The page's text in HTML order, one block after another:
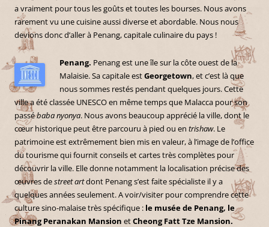
a vraiment pour tous les goûts et toutes les bourses. Nous avons
rarement vu une cuisine aussi diverse et abordable. Nous nous
devions donc d’aller à Penang, capitale culinaire du pays !
Penang. Penang est une île sur la côte ouest de la
Malaisie. Sa capitale estGeorgetown, et c’est là que
nous sommes restés pendant quelques jours. Cette
ville a été classée UNESCO en même temps que Malacca pour son
passébaba nyonya. Nous avons beaucoup apprécié la ville, dont le
cœur historique peut être parcouru à pied ou en trishaw. Le
patrimoine est extrêmement bien mis en valeur, à l’image de l’office
du tourisme qui fournit conseils et cartes très complètes pour
découvrir la ville. Elle donne notamment la localisation précise des
œuvres destreet artdont Penang s’est faite spécialiste il y a
quelques années seulement. A voir/visiter pour comprendre cette
culture sino-malaise très spécifique : le musée de Penang, le
Pinang Peranakan Mansion etCheong Fatt Tze Mansion.